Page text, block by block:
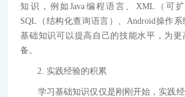
知识，例如Java编程语言、XML（可
SQL（结构化查询语言）、Android操作
基础知识可以提高自己的技能水平，为
备。
2. 实践经验的积累
学习基础知识仅仅是刚刚开始，实践经